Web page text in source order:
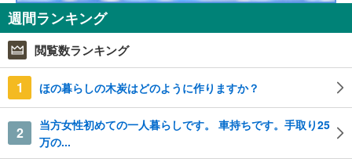
週間ランキング
閲覧数ランキング
1 ほの暮らしの木炭はどのように作りますか？
2
当方女性初めての一人暮らしです。 車持ちです。手取り25
万の...